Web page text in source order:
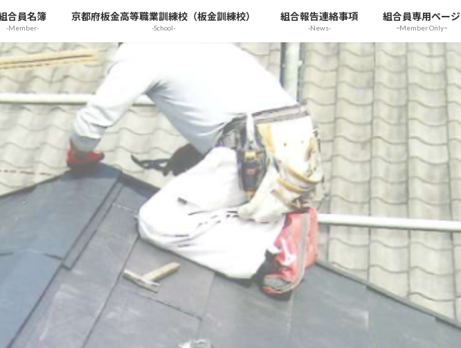
合員名簿
-Member-
京都府板金高等職業訓練校（板金訓練校）
-School-
組合報告連絡事項
-News-
組合員専用ページ
ｰMember Onlyｰ